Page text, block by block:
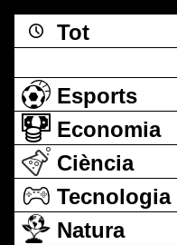
Tot
Esports
Economia
Ciència
Tecnologia
Natura